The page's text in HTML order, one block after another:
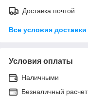
Доставка почтой
Все условия доставки
Условия оплаты
Наличными
Безналичный расчет